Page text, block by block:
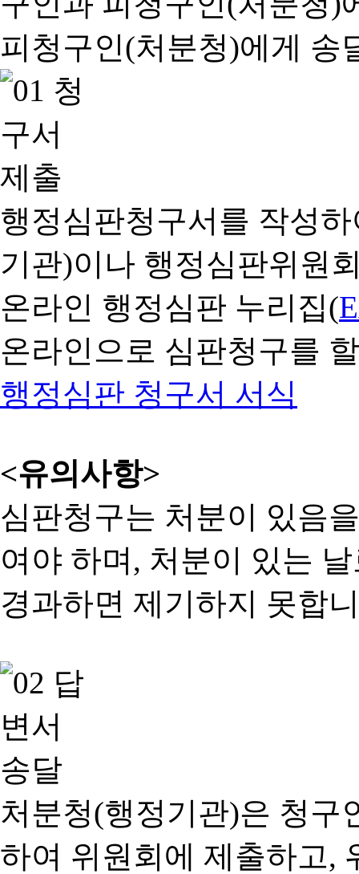
행정심판청구서를 작성
기관)이나 행정심판위원
온라인 행정심판 누리집(
온라인으로 심판청구를
행정심판 청구서 서식
<유의사항>
심판청구는 처분이 있음
여야 하며, 처분이 있는
경과하면 제기하지 못합
처분청(행정기관)은 청구
하여 위원회에 제출하고,